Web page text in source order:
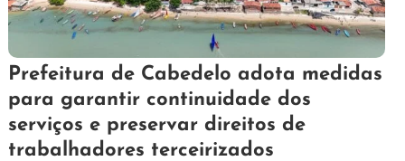
13
julho
de
2026
Maurilio
Prefeitura de Cabedelo adota medidas
para garantir continuidade dos
serviços e preservar direitos de
trabalhadores terceirizados